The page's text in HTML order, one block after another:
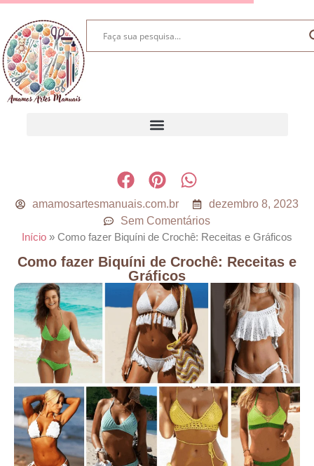
amamosartesmanuais.com.br
dezembro 8, 2023
Sem Comentários
Início » Como fazer Biquíni de Crochê: Receitas e Gráficos
Como fazer Biquíni de Crochê: Receitas e
Gráficos